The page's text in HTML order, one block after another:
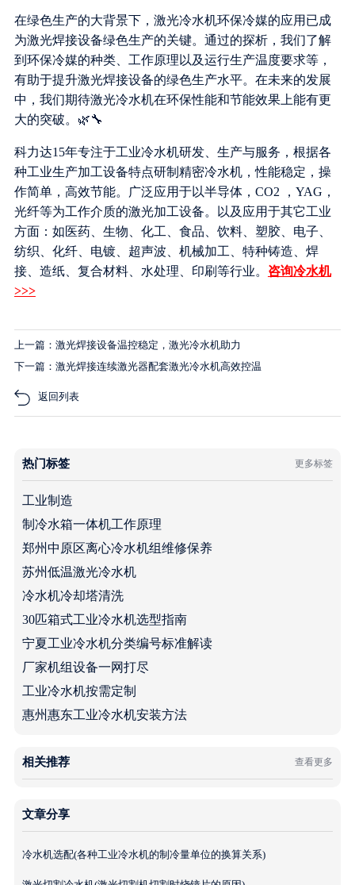
在绿色生产的大背景下，激光冷水机环保冷媒的应用已成
为激光焊接设备绿色生产的关键。通过的探析，我们了解
到环保冷媒的种类、工作原理以及运行生产温度要求等，
有助于提升激光焊接设备的绿色生产水平。在未来的发展
中，我们期待激光冷水机在环保性能和节能效果上能有更
大的突破。🌿🔧
科力达15年专注于工业冷水机研发、生产与服务，根据各
种工业生产加工设备特点研制精密冷水机，性能稳定，操
作简单，高效节能。广泛应用于以半导体，CO2 ，YAG，
光纤等为工作介质的激光加工设备。以及应用于其它工业
方面：如医药、生物、化工、食品、饮料、塑胶、电子、
纺织、化纤、电镀、超声波、机械加工、特种铸造、焊
接、造纸、复合材料、水处理、印刷等行业。 咨询冷水机
>>>
上一篇：激光焊接设备温控稳定，激光冷水机助力
下一篇：激光焊接连续激光器配套激光冷水机高效控温
返回列表
热门标签 更多标签
工业制造
制冷水箱一体机工作原理
郑州中原区离心冷水机组维修保养
苏州低温激光冷水机
冷水机冷却塔清洗
30匹箱式工业冷水机选型指南
宁夏工业冷水机分类编号标准解读
厂家机组设备一网打尽
工业冷水机按需定制
惠州惠东工业冷水机安装方法
相关推荐 查看更多
文章分享
冷水机选配(各种工业冷水机的制冷量单位的换算关系)